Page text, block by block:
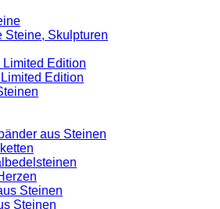
Steine, Skulpturen
Edition
Edition
aus Steinen
Steinen
Steinen